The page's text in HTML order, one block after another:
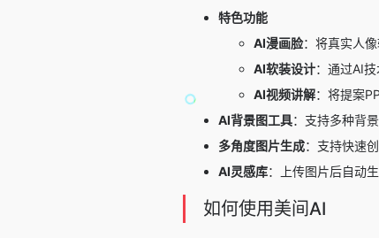
特色功能
AI漫画脸：将真实人
AI软装设计：通过AI
AI视频讲解：将提案
AI背景图工具：支持多种背
多角度图片生成：支持快速
AI灵感库：上传图片后自动
如何使用美间AI